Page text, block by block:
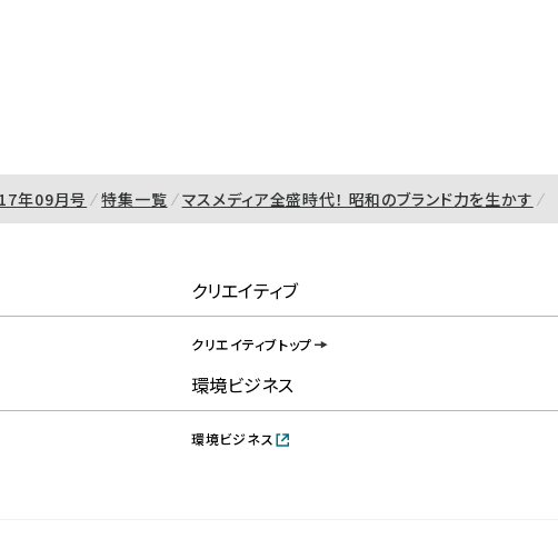
年09月号 特集一覧 マスメディア全盛時代！ 昭和のブランド力を生かす
クリエイティブ
クリエイティブトップ
環境ビジネス
環境ビジネス